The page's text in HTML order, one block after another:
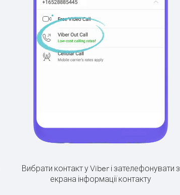
Вибрати контакт у Viber і зателефонувати з
екрана інформації контакту